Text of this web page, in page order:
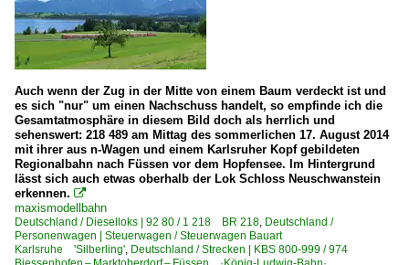
6 146 BR 146 ·Traxx AC1/2·
6 152 BR 152 ·ES 64 F·
6 185 BR 185 ·Traxx AC1/2·
6 185 BR 185 ·Traxx AC1/2· Private
6 186 BR 186 ·Traxx MS2e·
E-Loks | konventionell
6 111 BR 111
6 151 BR 151
Güterverkehr
Auch wenn der Zug in der Mitte von einem Baum verdeckt ist und
es sich "nur" um einen Nachschuss handelt, so empfinde ich die
Gesamtatmosphäre in diesem Bild doch als herrlich und
sehenswert: 218 489 am Mittag des sommerlichen 17. August 2014
mit ihrer aus n-Wagen und einem Karlsruher Kopf gebildeten
Regionalbahn nach Füssen vor dem Hopfensee. Im Hintergrund
lässt sich auch etwas oberhalb der Lok Schloss Neuschwanstein
erkennen. 
maxismodellbahn
Deutschland / Dieselloks | 92 80 / 1 218 BR 218, Deutschland /
Personenwagen | Steuerwagen / Steuerwagen Bauart
Karlsruhe 'Silberling', Deutschland / Strecken | KBS 800-999 / 974